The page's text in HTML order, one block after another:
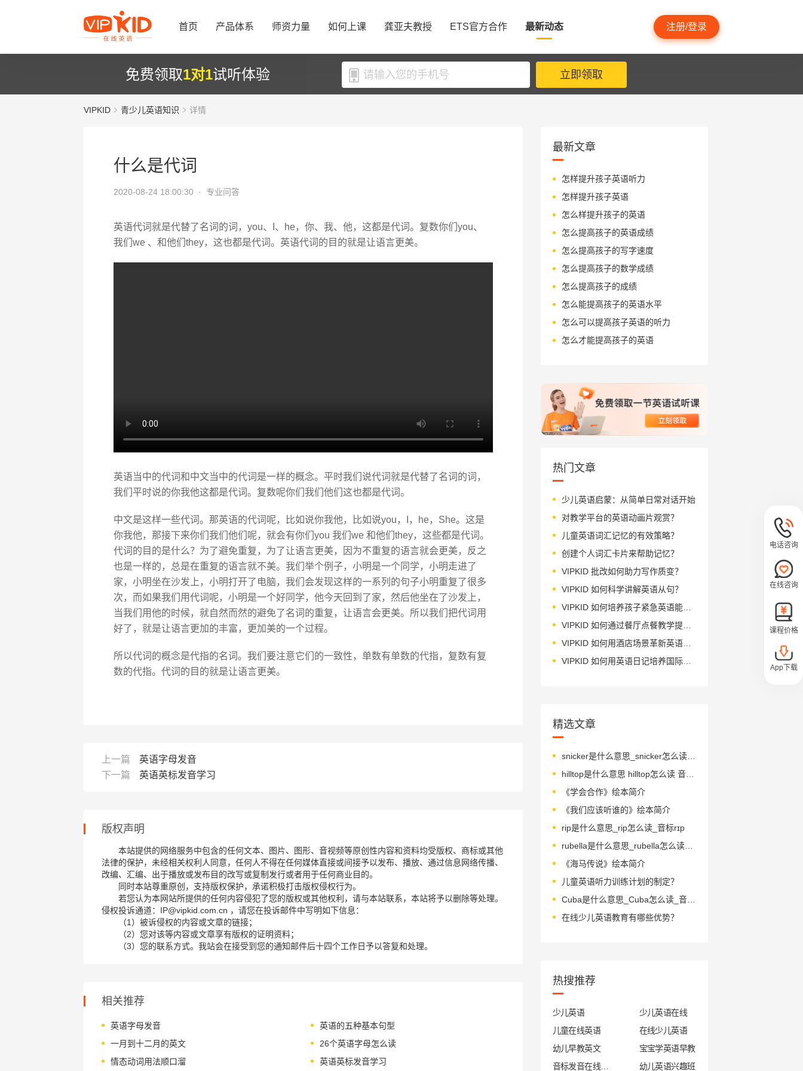
首页 产品体系 师资力量 如何上课 龚亚夫教授 ETS官方合作 最新动态 注册/登录
免费领取1对1试听体验 立即领取
VIPKID 青少儿英语知识 详情
什么是代词
2020-08-24 18:00:30 · 专业问答
英语代词就是代替了名词的词，you、I、he，你、我、他，这都是代词。复数你们you、
我们we 、和他们they，这也都是代词。英语代词的目的就是让语言更美。
英语当中的代词和中文当中的代词是一样的概念。平时我们说代词就是代替了名词的词，
我们平时说的你我他这都是代词。复数呢你们我们他们这也都是代词。
中文是这样一些代词。那英语的代词呢，比如说你我他，比如说you，I，he，She。这是
你我他，那接下来你们我们他们呢，就会有你们you 我们we 和他们they，这些都是代词。
代词的目的是什么？为了避免重复，为了让语言更美，因为不重复的语言就会更美，反之
也是一样的，总是在重复的语言就不美。我们举个例子，小明是一个同学，小明走进了
家，小明坐在沙发上，小明打开了电脑，我们会发现这样的一系列的句子小明重复了很多
次，而如果我们用代词呢，小明是一个好同学，他今天回到了家，然后他坐在了沙发上，
当我们用他的时候，就自然而然的避免了名词的重复，让语言会更美。所以我们把代词用
好了，就是让语言更加的丰富，更加美的一个过程。
所以代词的概念是代指的名词。我们要注意它们的一致性，单数有单数的代指，复数有复
数的代指。代词的目的就是让语言更美。
上一篇
英语字母发音
下一篇
英语英标发音学习
版权声明
本站提供的网络服务中包含的任何文本、图片、图形、音视频等原创性内容和资料均受版权、商标或其他
法律的保护，未经相关权利人同意，任何人不得在任何媒体直接或间接予以发布、播放、通过信息网络传播、
改编、汇编、出于播放或发布目的改写或复制发行或者用于任何商业目的。
同时本站尊重原创，支持版权保护，承诺积极打击版权侵权行为。
若您认为本网站所提供的任何内容侵犯了您的版权或其他权利，请与本站联系，本站将予以删除等处理。
侵权投诉通道：IP@vipkid.com.cn ，请您在投诉邮件中写明如下信息：
（1）被诉侵权的内容或文章的链接；
（2）您对该等内容或文章享有版权的证明资料；
（3）您的联系方式。我站会在接受到您的通知邮件后十四个工作日予以答复和处理。
相关推荐
英语字母发音
英语的五种基本句型
一月到十二月的英文
26个英语字母怎么读
情态动词用法顺口溜
英语英标发音学习
最新文章
怎样提升孩子英语听力
怎样提升孩子英语
怎么样提升孩子的英语
怎么提高孩子的英语成绩
怎么提高孩子的写字速度
怎么提高孩子的数学成绩
怎么提高孩子的成绩
怎么能提高孩子的英语水平
怎么可以提高孩子英语的听力
怎么才能提高孩子的英语
热门文章
少儿英语启蒙：从简单日常对话开始
对教学平台的英语动画片观赏？
儿童英语词汇记忆的有效策略？
创建个人词汇卡片来帮助记忆？
VIPKID 批改如何助力写作质变？
VIPKID 如何科学讲解英语从句？
VIPKID 如何培养孩子紧急英语能力？
VIPKID 如何通过餐厅点餐教学提升少儿英语应用能力？
VIPKID 如何用酒店场景革新英语教学？
VIPKID 如何用英语日记培养国际化人才？
精选文章
snicker是什么意思_snicker怎么读_音标'snɪkə(r)
hilltop是什么意思 hilltop怎么读 音标ˈhɪltɒp
《学会合作》绘本简介
《我们应该听谁的》绘本简介
rip是什么意思_rip怎么读_音标rɪp
rubella是什么意思_rubella怎么读_音标ru-ˈbelə
《海马传说》绘本简介
儿童英语听力训练计划的制定？
Cuba是什么意思_Cuba怎么读_音标'kju-bə
在线少儿英语教育有哪些优势？
热搜推荐
少儿英语
少儿英语在线
儿童在线英语
在线少儿英语
幼儿早教英文
宝宝学英语早教
幼儿英语兴趣班
电话咨询
在线咨询
课程价格
App下载